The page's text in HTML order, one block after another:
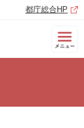
都庁総合HP